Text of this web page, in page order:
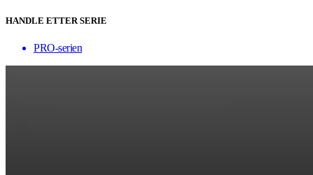
HANDLE ETTER SERIE
PRO-serien